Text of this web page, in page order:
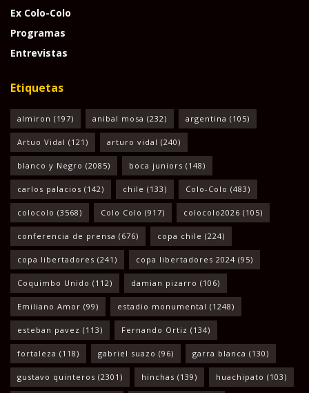
Ex Colo-Colo
Programas
Entrevistas
Etiquetas
almiron (197) anibal mosa (232) argentina (105)
Artuo Vidal (121) arturo vidal (240)
blanco y Negro (2085) boca juniors (148)
carlos palacios (142) chile (133) Colo-Colo (483)
colocolo (3568) Colo Colo (917) colocolo2026 (105)
conferencia de prensa (676) copa chile (224)
copa libertadores (241) copa libertadores 2024 (95)
Coquimbo Unido (112) damian pizarro (106)
Emiliano Amor (99) estadio monumental (1248)
esteban pavez (113) Fernando Ortiz (134)
fortaleza (118) gabriel suazo (96) garra blanca (130)
gustavo quinteros (2301) hinchas (139) huachipato (103)